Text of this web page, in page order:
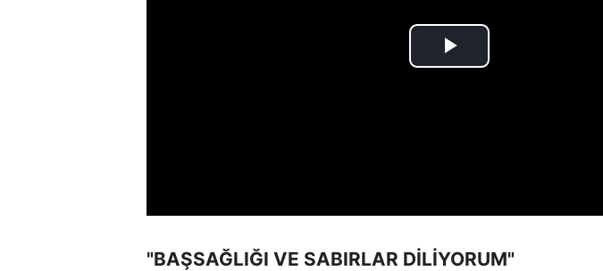
"BAŞSAĞLIĞI VE SABIRLAR DİLİYORUM"